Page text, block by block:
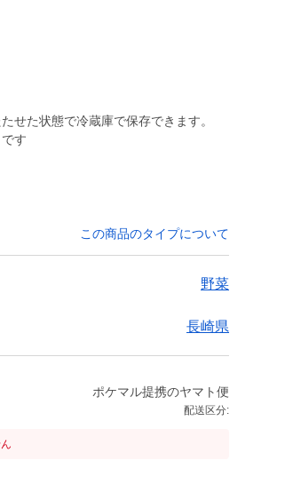
せた状態で冷蔵庫で保存できます。
す
この商品のタイプについて
野菜
長崎県
ポケマル提携のヤマト便
配送区分: